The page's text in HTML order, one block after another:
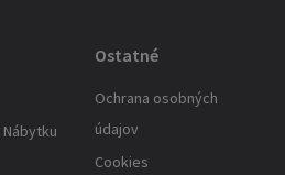
Ostatné
Ochrana osobných
údajov
Cookies